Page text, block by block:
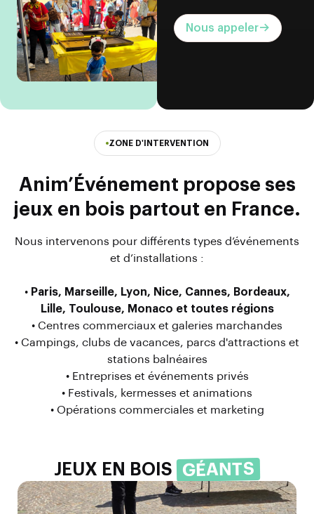
Nous appeler
ZONE D'INTERVENTION
Anim’Événement propose ses
jeux en bois partout en France.
Nous intervenons pour différents types d’événements
et d’installations :
• Paris, Marseille, Lyon, Nice, Cannes, Bordeaux,
Lille, Toulouse, Monaco et toutes régions
• Centres commerciaux et galeries marchandes
• Campings, clubs de vacances, parcs d'attractions et
stations balnéaires
• Entreprises et événements privés
• Festivals, kermesses et animations
• Opérations commerciales et marketing
JEUX EN BOIS GÉANTS